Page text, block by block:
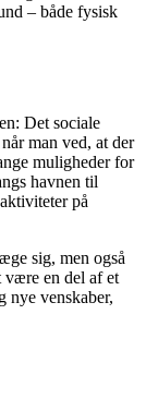
– både fysisk
Det sociale
man ved, at der
muligheder for
havnen til
på
sig, men også
være en del af et
nye venskaber,